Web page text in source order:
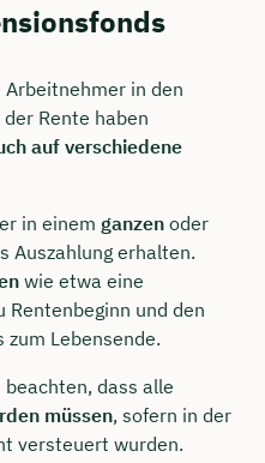
Arbeitnehmer in den
Rente haben
auf verschiedene
in einem ganzen oder
Auszahlung erhalten.
wie etwa eine
Rentenbeginn und den
Lebensende.
dass alle
müssen, sofern in der
versteuert wurden.